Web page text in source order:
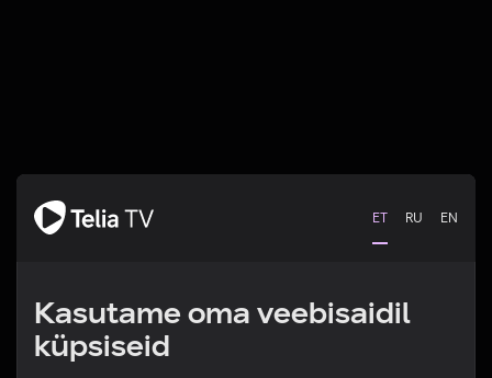
ET RU EN
Kasutame oma veebisaidil
küpsiseid